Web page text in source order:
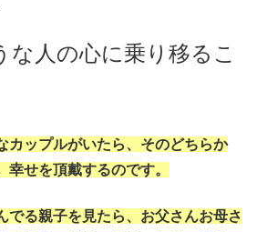
な人の心に乗り移るこ
カップルがいたら、そのどちらか
せを頂戴するのです。
でる親子を見たら、お父さんお母さ